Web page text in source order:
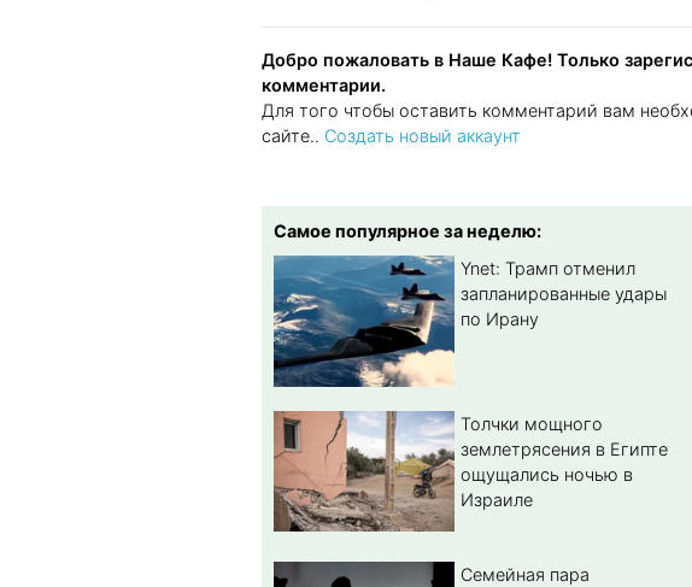
Добро пожаловать в Наше Кафе! Только
комментарии.
Для того чтобы оставить комментарий вам
сайте.. Создать новый аккаунт
Самое популярное за неделю:
Ynet: Трамп отменил
запланированные удары
по Ирану
Толчки мощного
землетрясения в Египте
ощущались ночью в
Израиле
Семейная пара